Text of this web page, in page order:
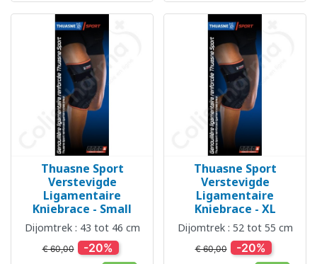
Thuasne Sport
Verstevigde
Ligamentaire
Kniebrace - Small
Dijomtrek : 43 tot 46 cm
€ 60,00 -20%
Thuasne Sport
Verstevigde
Ligamentaire
Kniebrace - XL
Dijomtrek : 52 tot 55 cm
€ 60,00 -20%